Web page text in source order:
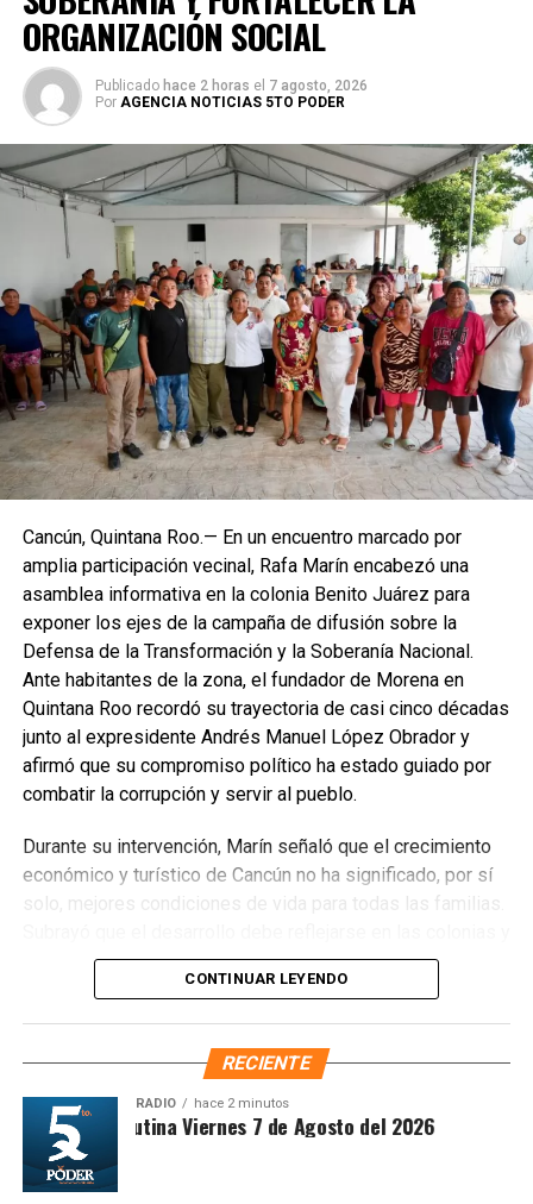
Villegas sostuvo que México debe transitar de acciones
aisladas a una política permanente de recuperación
ambiental que involucre a los tres órdenes de gobierno,
comunidades, universidades y sociedad civil. Recordó que
cerca del 70% del territorio nacional cuenta con cobertura
forestal y que el país concentra alrededor del 12% de la
biodiversidad mundial, lo que obliga a reforzar la
especialmente en el sureste mexicano.
La Jornada Nacional de Reforestación intervendrá
ecosistemas como bosques templados, selvas húmedas
y secas, matorrales, pastizales y manglares mediante la
plantación de 302 especies, de las cuales 261 son nativas
y 41 endémicas. Las acciones alcanzarán 37 Áreas
Naturales Protegidas y 17 Áreas Destinadas
Voluntariamente a la Conservación, con el objetivo de
recuperar territorios estratégicos y fortalecer la resiliencia
Finalmente, Marybel Villegas afirmó que reforestar es
proteger el agua, regenerar los suelos y construir
recursos naturales también significa defender nuestra
calidad de vida”, expresó.
ORGANIZACIÓN SOCIAL
Publicado hace 2 horas el 7 agosto, 2026
Por AGENCIA NOTICIAS 5TO PODER
Cancún, Quintana Roo.— En un encuentro marcado por
amplia participación vecinal, Rafa Marín encabezó una
asamblea informativa en la colonia Benito Juárez para
exponer los ejes de la campaña de difusión sobre la
Defensa de la Transformación y la Soberanía Nacional.
Ante habitantes de la zona, el fundador de Morena en
Quintana Roo recordó su trayectoria de casi cinco décadas
junto al expresidente Andrés Manuel López Obrador y
afirmó que su compromiso político ha estado guiado por
combatir la corrupción y servir al pueblo.
Durante su intervención, Marín señaló que el crecimiento
económico y turístico de Cancún no ha significado, por sí
solo, mejores condiciones de vida para todas las familias.
en quienes históricamente han permanecido rezagados,
destacando el impacto de los programas sociales, el
incremento del salario mínimo y las inversiones federales
realizadas en el sureste durante el gobierno de López
Obrador. Enfatizó que estos avances deben consolidarse
para garantizar bienestar y justicia social.
CONTINUAR LEYENDO
RECIENTE
RADIO hace 2 minutos
Sintesis Matutina Viernes 7 de Agosto del 2026